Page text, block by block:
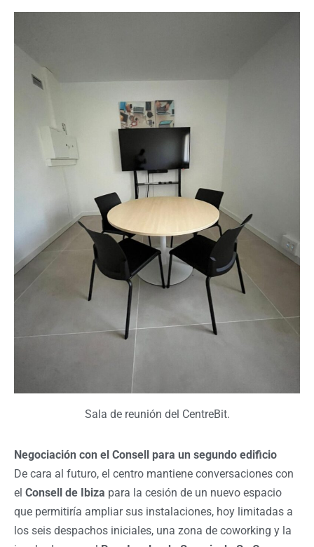
Sala de reunión del CentreBit.
Negociación con el Consell para un segundo edificio
De cara al futuro, el centro mantiene conversaciones con
el Consell de Ibiza para la cesión de un nuevo espacio
que permitiría ampliar sus instalaciones, hoy limitadas a
los seis despachos iniciales, una zona de coworking y la